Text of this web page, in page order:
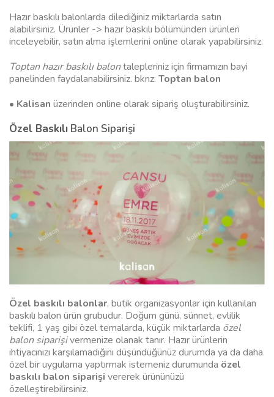
Hazır baskılı balonlarda dilediğiniz miktarlarda satın
alabilirsiniz. Ürünler -> hazır baskılı bölümünden ürünleri
inceleyebilir, satın alma işlemlerini online olarak yapabilirsiniz.
Toptan hazır baskılı balontalepleriniz için firmamızın bayi
panelinden faydalanabilirsiniz. bknz: Toptan balon
• Kalisan üzerinden online olarak sipariş oluşturabilirsiniz.
Özel Baskılı Balon Siparişi
Özel baskılı balonlar, butik organizasyonlar için kullanılan
baskılı balon ürün grubudur. Doğum günü, sünnet, evlilik
teklifi, 1 yaş gibi özel temalarda, küçük miktarlarda özel
balon siparişivermenize olanak tanır. Hazır ürünlerin
ihtiyacınızı karşılamadığını düşündüğünüz durumda ya da daha
özel bir uygulama yaptırmak istemeniz durumunda özel
baskılı balon siparişi vererek ürününüzü
özelleştirebilirsiniz.